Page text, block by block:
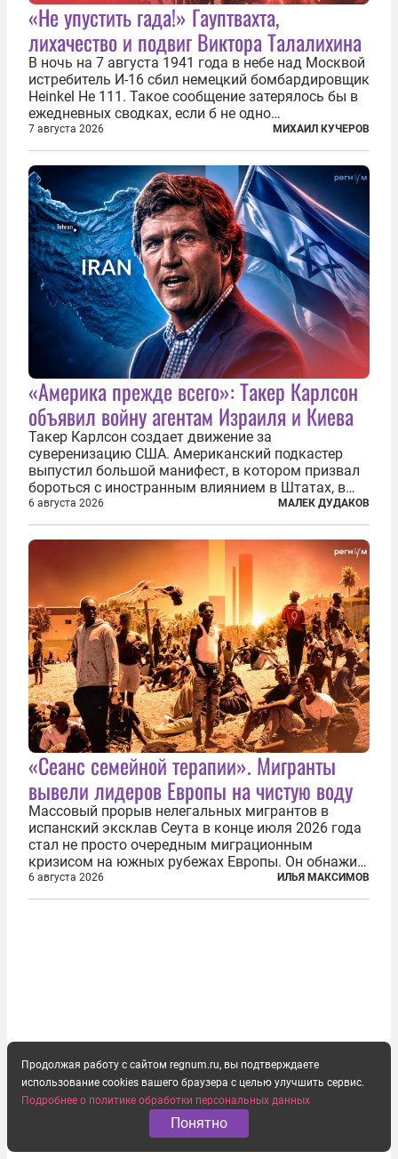
«Не упустить гада!» Гауптвахта,
лихачество и подвиг Виктора Талалихина
В ночь на 7 августа 1941 года в небе над Москвой
истребитель И-16 сбил немецкий бомбардировщик
Heinkel He 111. Такое сообщение затерялось бы в
ежедневных сводках, если б не одно
обстоятельство. Это был один из первых в
истории отечественной авиации ночных таранов.
У пилота — младшего лейтенанта...
7 августа 2026 МИХАИЛ КУЧЕРОВ
«Америка прежде всего»: Такер Карлсон
объявил войну агентам Израиля и Киева
Такер Карлсон создает движение за
суверенизацию США. Американский подкастер
выпустил большой манифест, в котором призвал
бороться с иностранным влиянием в Штатах, в
первую очередь имея в виду Израиль. А также
прекратить заморские войны, выплатить
репарации Ирану, остановить прием мигрантов...
6 августа 2026 МАЛЕК ДУДАКОВ
«Сеанс семейной терапии». Мигранты
вывели лидеров Европы на чистую воду
Массовый прорыв нелегальных мигрантов в
испанский эксклав Сеута в конце июля 2026 года
стал не просто очередным миграционным
кризисом на южных рубежах Европы. Он обнажил
фундаментальный раскол внутри Евросоюза,
продемонстрировав, что десятилетиями
6 августа 2026 ИЛЬЯ МАКСИМОВ
Продолжая работу с сайтом regnum.ru, вы подтверждаете
использование cookies вашего браузера с целью улучшить сервис.
Подробнее о политике обработки персональных данных
Понятно